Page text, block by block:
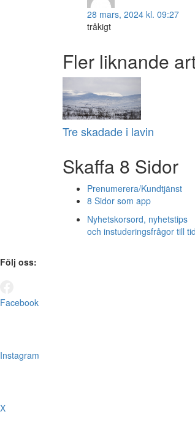
28 mars, 2024 kl. 09:27
tråkigt
Fler liknande
Tre skadade i lavin
Skaffa 8 Sidor
Prenumerera/Kundtjänst
8 Sidor som app
Nyhetskorsord, nyhetstips
och instuderingsfrågor till
Följ oss:
Facebook
Instagram
X